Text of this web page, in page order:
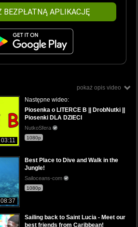
BEZPŁATNĄ APLIKACJĘ
pokaż opis video
03:11
Następne wideo:
Piosenka o LITERCE B || DrobNutki ||
Piosenki DLA DZIECI
NutkoSfera
1080p
08:37
Best Place to Dive and Walk in the
Jungle!
Sailoceans-com
1080p
Sailing back to Saint Lucia - Meet our
best friends from Caribbean!